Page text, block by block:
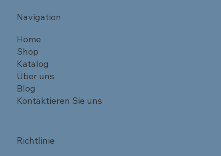
Navigation
Home
Shop
Katalog
Über uns
Blog
Kontaktieren Sie uns
Richtlinie